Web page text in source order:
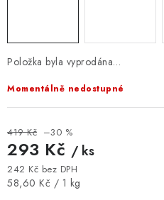
Podmínky ochrany osobních údajů
Položka byla vyprodána…
Momentálně nedostupné
419 Kč –30 %
293 Kč / ks
242 Kč bez DPH
Měrná cena:
58,60 Kč / 1 kg